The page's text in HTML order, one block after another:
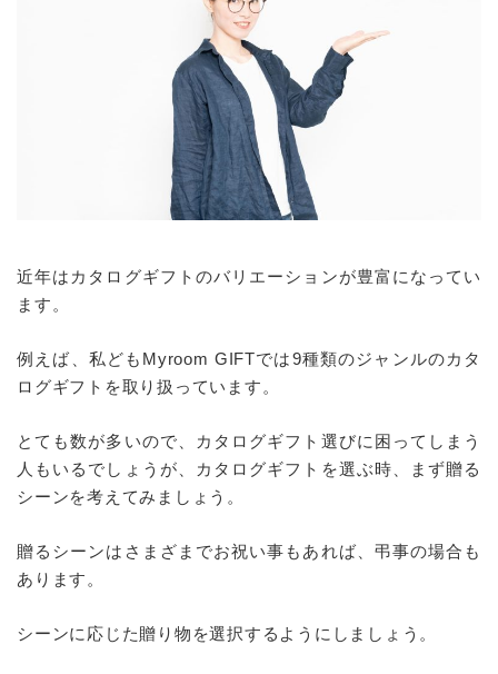
近年はカタログギフトのバリエーションが豊富になってい
ます。
例えば、私どもMyroom GIFTでは9種類のジャンルのカタ
ログギフトを取り扱っています。
とても数が多いので、カタログギフト選びに困ってしまう
人もいるでしょうが、カタログギフトを選ぶ時、まず贈る
シーンを考えてみましょう。
贈るシーンはさまざまでお祝い事もあれば、弔事の場合も
あります。
シーンに応じた贈り物を選択するようにしましょう。